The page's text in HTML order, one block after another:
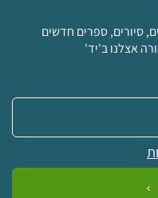
סיורים, ספרים חדשים
אצלנו ב'יד'